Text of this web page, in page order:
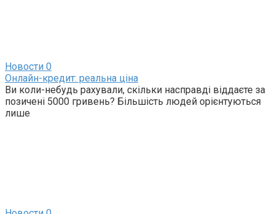
Новости 0
Онлайн-кредит: реальна ціна
Ви коли-небудь рахували, скільки насправді віддаєте за
позичені 5000 гривень? Більшість людей орієнтуються
лише